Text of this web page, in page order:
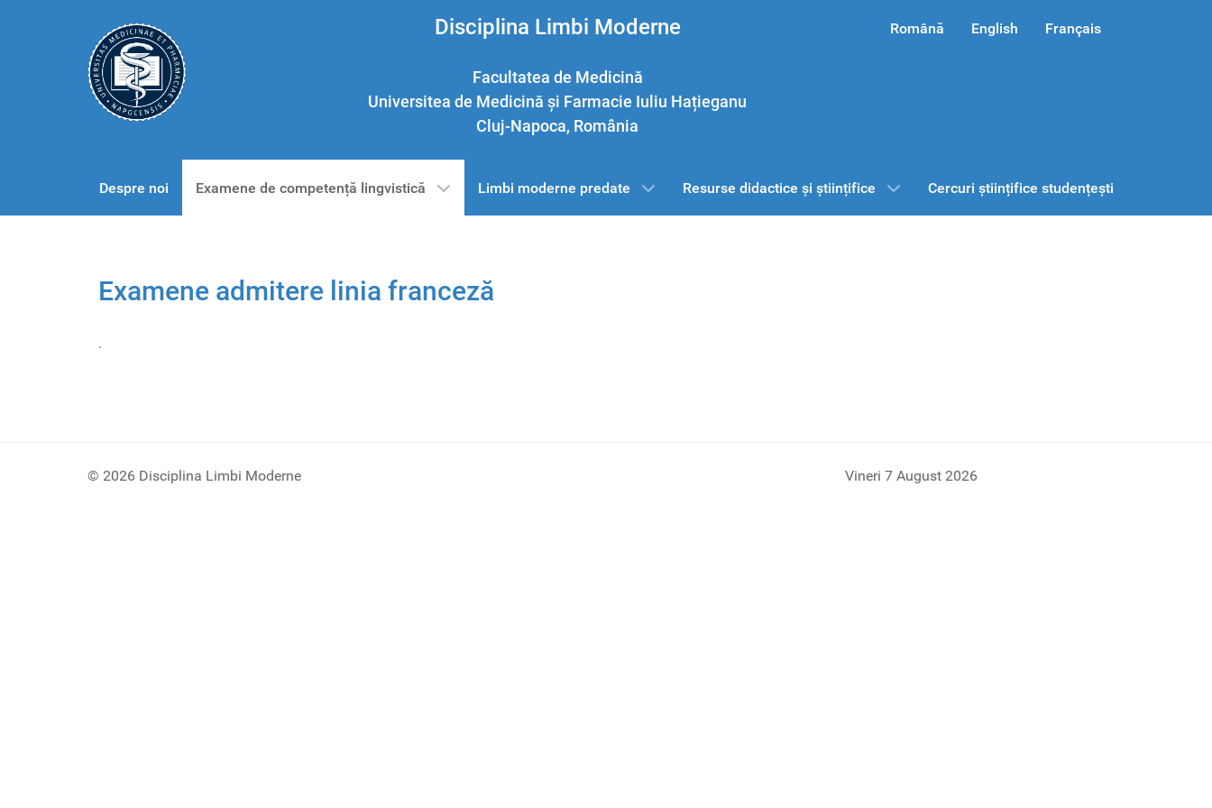
Disciplina Limbi Moderne
Facultatea de Medicină
Universitea de Medicină și Farmacie Iuliu Hațieganu
Cluj-Napoca, România
Română English Français
Despre noi Examene de competență lingvistică Limbi moderne predate Resurse didactice și științifice Cercuri științifice studențești
Examene admitere linia franceză
.
© 2026 Disciplina Limbi Moderne Vineri 7 August 2026